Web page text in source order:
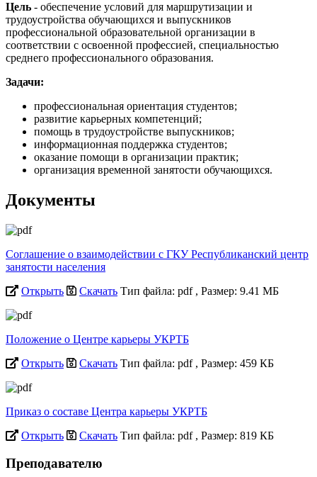
Цель - обеспечение условий для маршрутизации и
трудоустройства обучающихся и выпускников
профессиональной образовательной организации в
соответствии с освоенной профессией, специальностью
среднего профессионального образования.
Задачи:
профессиональная ориентация студентов;
развитие карьерных компетенций;
помощь в трудоустройстве выпускников;
информационная поддержка студентов;
оказание помощи в организации практик;
организация временной занятости обучающихся.
Документы
Соглашение о взаимодействии с ГКУ Республиканский центр
занятости населения
Открыть
Скачать Тип файла: pdf , Размер: 9.41 МБ
Положение о Центре карьеры УКРТБ
Открыть
Скачать Тип файла: pdf , Размер: 459 КБ
Приказ о составе Центра карьеры УКРТБ
Открыть
Скачать Тип файла: pdf , Размер: 819 КБ
Преподавателю